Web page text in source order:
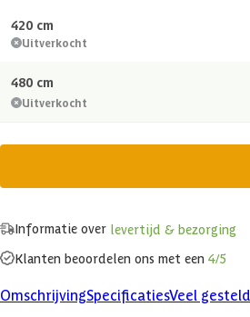
420 cm
Uitverkocht
480 cm
Uitverkocht
Informatie over levertijd & bezorging
Klanten beoordelen ons met een 4/5
OmschrijvingSpecificatiesVeel